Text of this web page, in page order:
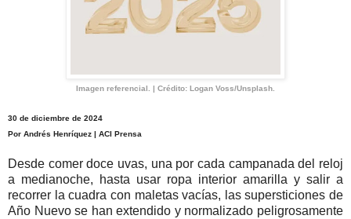
Imagen referencial. | Crédito: Logan Voss/Unsplash.
30 de diciembre de 2024
Por Andrés Henríquez | ACI Prensa
Desde comer doce uvas, una por cada campanada del reloj
a medianoche, hasta usar ropa interior amarilla y salir a
recorrer la cuadra con maletas vacías, las supersticiones de
Año Nuevo se han extendido y normalizado peligrosamente